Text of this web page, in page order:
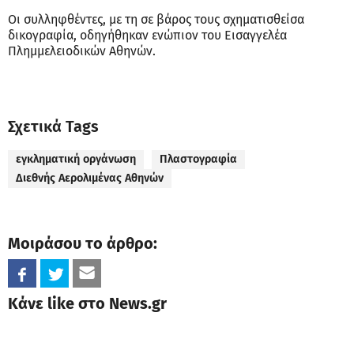
Οι συλληφθέντες, με τη σε βάρος τους σχηματισθείσα
δικογραφία, οδηγήθηκαν ενώπιον του Εισαγγελέα
Πλημμελειοδικών Αθηνών.
Σχετικά Tags
εγκληματική οργάνωση
Πλαστογραφία
Διεθνής Αερολιμένας Αθηνών
Μοιράσου το άρθρο:
Κάνε like στο News.gr